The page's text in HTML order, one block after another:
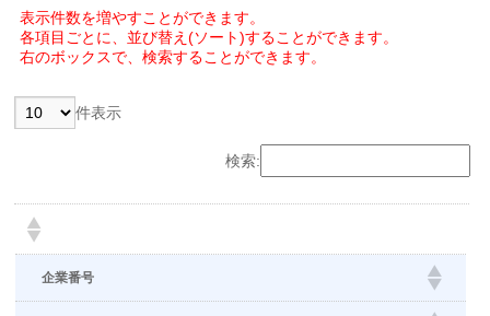
表示件数を増やすことができます。
各項目ごとに、並び替え(ソート)することができます。
右のボックスで、検索することができます。
件表示
検索:
企業番号